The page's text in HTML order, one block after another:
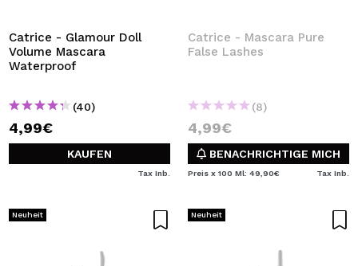
Catrice - Glamour Doll
Volume Mascara
Waterproof
(40)
4,99€
KAUFEN
Tax Inb.
Catrice - Mascara Pure
False Lashes
(8)
4,99€
BENACHRICHTIGE MICH
Preis x 100 Ml: 49,90€ Tax Inb.
Neuheit Neuheit